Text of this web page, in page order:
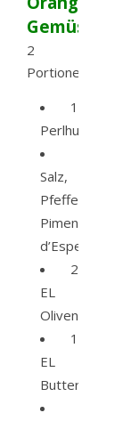
Gemüse
2
Portionen
1
Perlhuhn
Salz,
Pfeffer,
Piment
d’Espelette
2
EL
Olivenöl
1
EL
Butter